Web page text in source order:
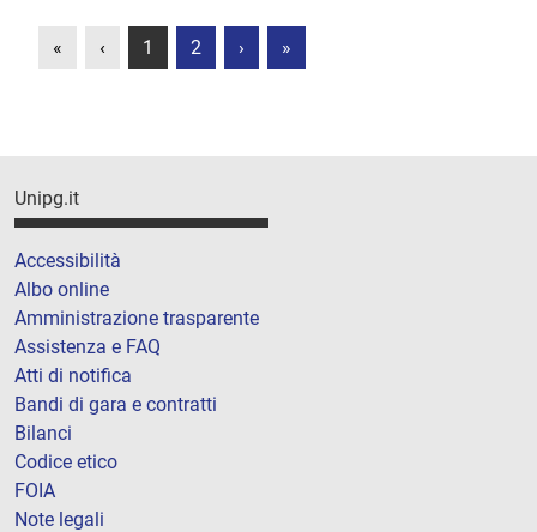
« ‹ 1 2 › »
Unipg.it
Accessibilità
Albo online
Amministrazione trasparente
Assistenza e FAQ
Atti di notifica
Bandi di gara e contratti
Bilanci
Codice etico
FOIA
Note legali